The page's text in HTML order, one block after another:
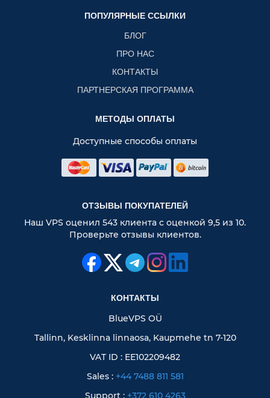
ПОПУЛЯРНЫЕ ССЫЛКИ
БЛОГ
ПРО НАС
КОНТАКТЫ
ПАРТНЕРСКАЯ ПРОГРАММА
МЕТОДЫ ОПЛАТЫ
Доступные способы оплаты
ОТЗЫВЫ ПОКУПАТЕЛЕЙ
Наш VPS оценил 543 клиента с оценкой 9,5 из 10.
Проверьте отзывы клиентов.
КОНТАКТЫ
BlueVPS OÜ
Tallinn, Kesklinna linnaosa, Kaupmehe tn 7-120
VAT ID : EE102209482
Sales : +44 7488 811 581
Support : +372 610 4263